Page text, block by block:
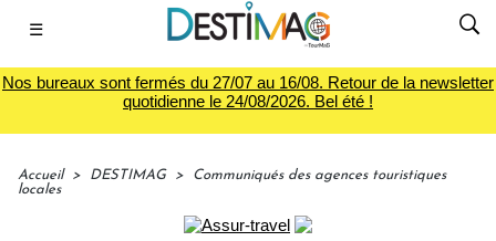
☰
Nos bureaux sont fermés du 27/07 au 16/08. Retour de la newsletter
quotidienne le 24/08/2026. Bel été !
Accueil > DESTIMAG >
Communiqués des agences touristiques
locales